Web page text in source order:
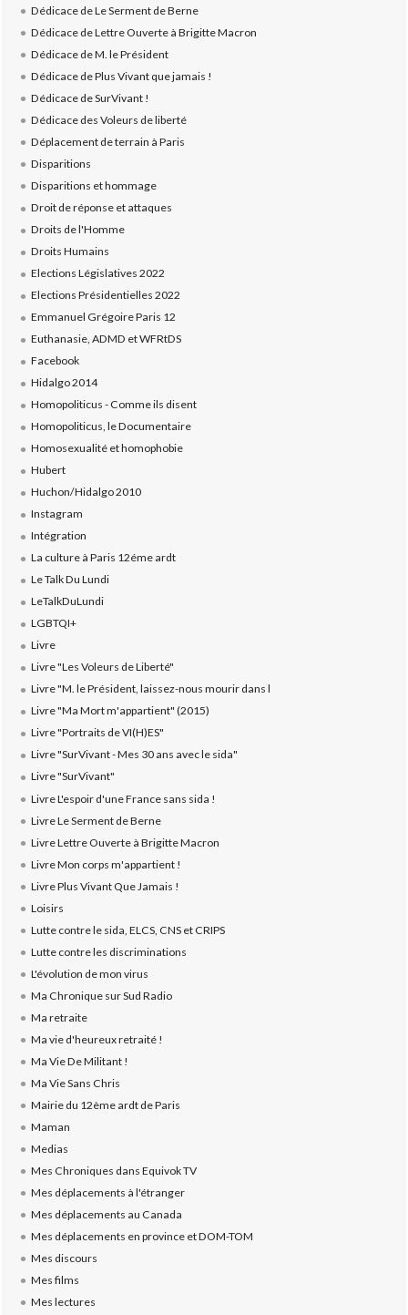
Dédicace de Le Serment de Berne
Dédicace de Lettre Ouverte à Brigitte Macron
Dédicace de M. le Président
Dédicace de Plus Vivant que jamais !
Dédicace de SurVivant !
Dédicace des Voleurs de liberté
Déplacement de terrain à Paris
Disparitions
Disparitions et hommage
Droit de réponse et attaques
Droits de l'Homme
Droits Humains
Elections Législatives 2022
Elections Présidentielles 2022
Emmanuel Grégoire Paris 12
Euthanasie, ADMD et WFRtDS
Facebook
Hidalgo 2014
Homopoliticus - Comme ils disent
Homopoliticus, le Documentaire
Homosexualité et homophobie
Hubert
Huchon/Hidalgo 2010
Instagram
Intégration
La culture à Paris 12éme ardt
Le Talk Du Lundi
LeTalkDuLundi
LGBTQI+
Livre
Livre "Les Voleurs de Liberté"
Livre "M. le Président, laissez-nous mourir dans l
Livre "Ma Mort m'appartient" (2015)
Livre "Portraits de VI(H)ES"
Livre "SurVivant - Mes 30 ans avec le sida"
Livre "SurVivant"
Livre L'espoir d'une France sans sida !
Livre Le Serment de Berne
Livre Lettre Ouverte à Brigitte Macron
Livre Mon corps m'appartient !
Livre Plus Vivant Que Jamais !
Loisirs
Lutte contre le sida, ELCS, CNS et CRIPS
Lutte contre les discriminations
L'évolution de mon virus
Ma Chronique sur Sud Radio
Ma retraite
Ma vie d'heureux retraité !
Ma Vie De Militant !
Ma Vie Sans Chris
Mairie du 12ème ardt de Paris
Maman
Medias
Mes Chroniques dans Equivok TV
Mes déplacements à l'étranger
Mes déplacements au Canada
Mes déplacements en province et DOM-TOM
Mes discours
Mes films
Mes lectures